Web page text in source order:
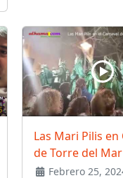
Las Mari Pilis en
de Torre del Mar
Febrero 25,